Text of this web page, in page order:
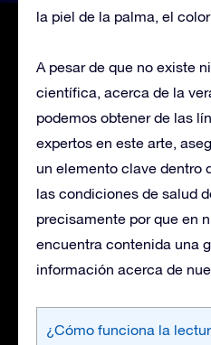
la piel de la palma, el
A pesar de que no existe
científica, acerca de la
podemos obtener de las
expertos en este arte,
un elemento clave dentro
las condiciones de salud
precisamente por que en
encuentra contenida una
información acerca de
¿Cómo funciona la